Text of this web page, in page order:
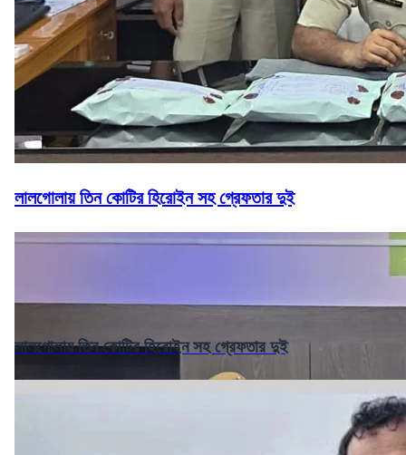
লালগোলায় তিন কোটির হিরোইন সহ গ্রেফতার দুই
লালগোলায় তিন কোটির হিরোইন সহ গ্রেফতার দুই